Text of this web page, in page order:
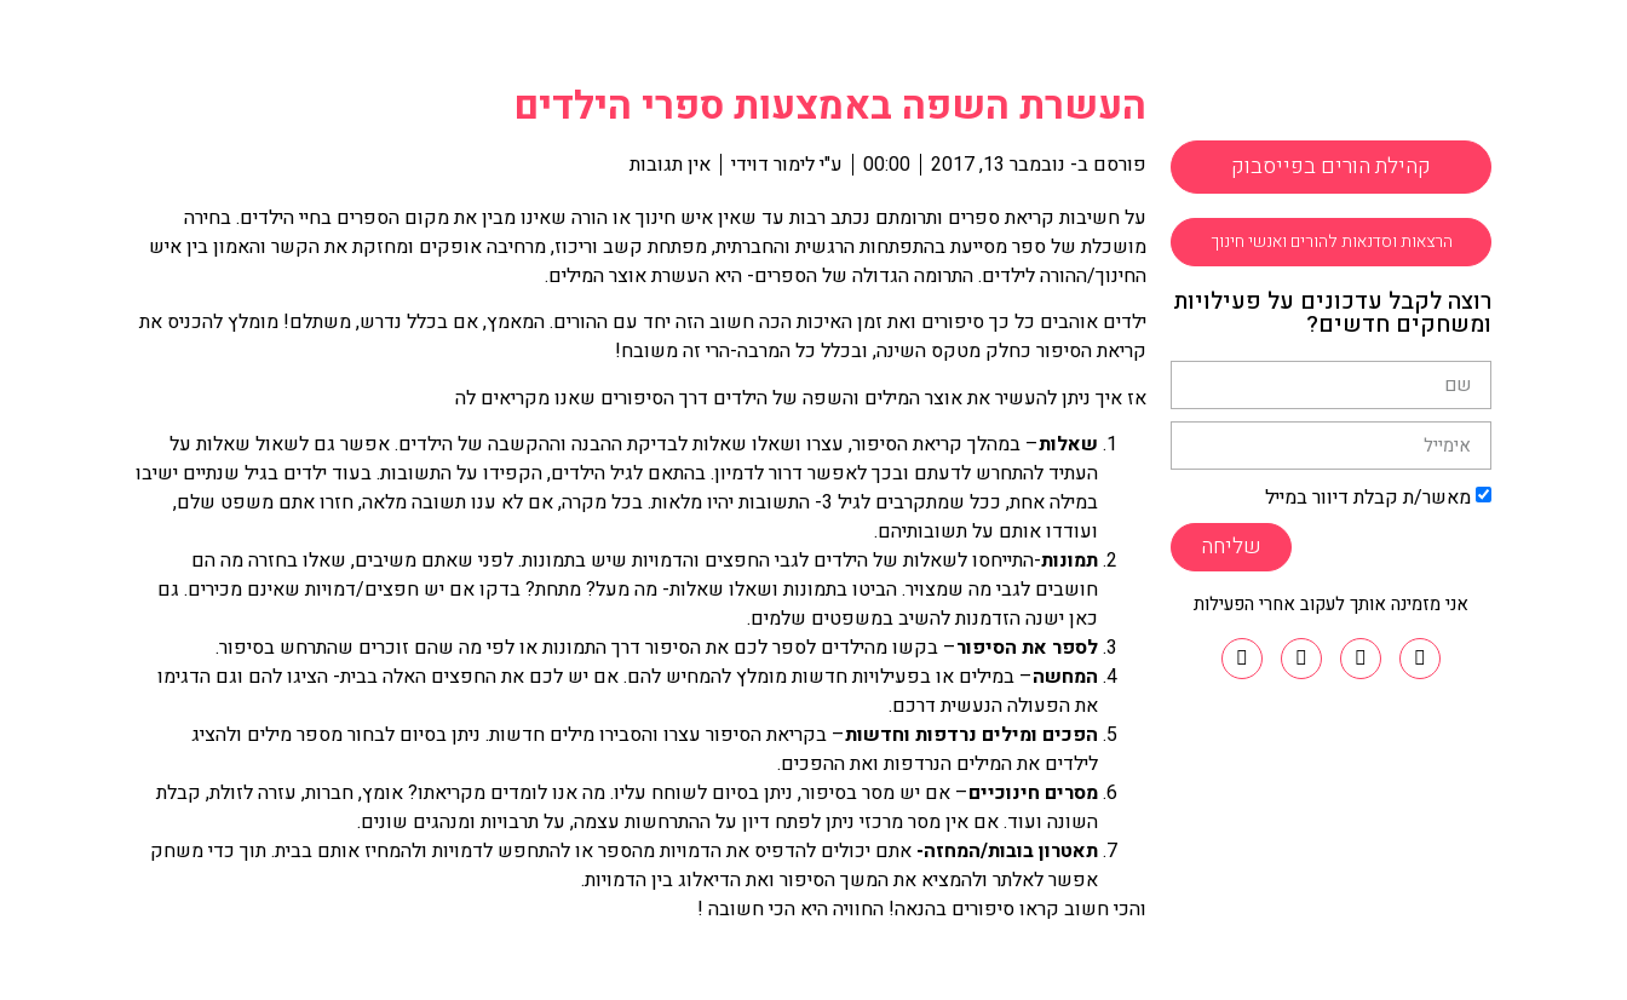
קהילת הורים בפייסבוק
הרצאות וסדנאות להורים ואנשי חינוך
רוצה לקבל עדכונים על פעילויות
ומשחקים חדשים?
מאשר/ת קבלת דיוור במייל
שליחה
אני מזמינה אותך לעקוב אחרי הפעילות
העשרת השפה באמצעות ספרי הילדים
פורסם ב- נובמבר 13, 2017 00:00 ע"ילימור דוידי
אין תגובות
על חשיבות קריאת ספרים ותרומתם נכתב רבות עד שאין איש חינוך או הורה שאינו מבין את מקום הספרים בחיי הילדים. בחירה
מושכלת של ספר מסייעת בהתפתחות הרגשית והחברתית, מפתחת קשב וריכוז, מרחיבה אופקים ומחזקת את הקשר והאמון בין איש
החינוך/ההורה לילדים. התרומה הגדולה של הספרים- היא העשרת אוצר המילים.
ילדים אוהבים כל כך סיפורים ואת זמן האיכות הכה חשוב הזה יחד עם ההורים. המאמץ, אם בכלל נדרש, משתלם! מומלץ להכניס את
קריאת הסיפור כחלק מטקס השינה, ובכלל כל המרבה-הרי זה משובח!
אז איך ניתן להעשיר את אוצר המילים והשפה של הילדים דרך הסיפורים שאנו מקריאים לה
שאלות– במהלך קריאת הסיפור, עצרו ושאלו שאלות לבדיקת ההבנה וההקשבה של הילדים. אפשר גם לשאול שאלות על
העתיד להתחרש לדעתם ובכך לאפשר דרור לדמיון. בהתאם לגיל הילדים, הקפידו על התשובות. בעוד ילדים בגיל שנתיים ישיבו
במילה אחת, ככל שמתקרבים לגיל 3- התשובות יהיו מלאות. בכל מקרה, אם לא ענו תשובה מלאה, חזרו אתם משפט שלם,
ועודדו אותם על תשובותיהם.
תמונות-התייחסו לשאלות של הילדים לגבי החפצים והדמויות שיש בתמונות. לפני שאתם משיבים, שאלו בחזרה מה הם
חושבים לגבי מה שמצויר. הביטו בתמונות ושאלו שאלות- מה מעל? מתחת? בדקו אם יש חפצים/דמויות שאינם מכירים. גם
כאן ישנה הזדמנות להשיב במשפטים שלמים.
לספר את הסיפור– בקשו מהילדים לספר לכם את הסיפור דרך התמונות או לפי מה שהם זוכרים שהתרחש בסיפור.
המחשה– במילים או בפעילויות חדשות מומלץ להמחיש להם. אם יש לכם את החפצים האלה בבית- הציגו להם וגם הדגימו
את הפעולה הנעשית דרכם.
הפכים ומילים נרדפות וחדשות– בקריאת הסיפור עצרו והסבירו מילים חדשות. ניתן בסיום לבחור מספר מילים ולהציג
לילדים את המילים הנרדפות ואת ההפכים.
מסרים חינוכיים– אם יש מסר בסיפור, ניתן בסיום לשוחח עליו. מה אנו לומדים מקריאתו? אומץ, חברות, עזרה לזולת, קבלת
השונה ועוד. אם אין מסר מרכזי ניתן לפתח דיון על ההתרחשות עצמה, על תרבויות ומנהגים שונים.
תאטרון בובות/המחזה- אתם יכולים להדפיס את הדמויות מהספר או להתחפש לדמויות ולהמחיז אותם בבית. תוך כדי משחק
אפשר לאלתר ולהמציא את המשך הסיפור ואת הדיאלוג בין הדמויות.
והכי חשוב קראו סיפורים בהנאה! החוויה היא הכי חשובה !